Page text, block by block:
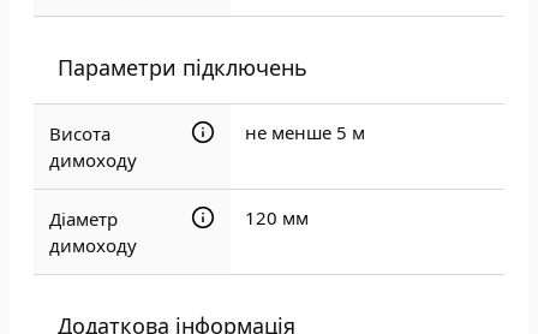
Параметри підключень
Висота
димоходу
не менше 5 м
Діаметр
димоходу
120 мм
Додаткова інформація